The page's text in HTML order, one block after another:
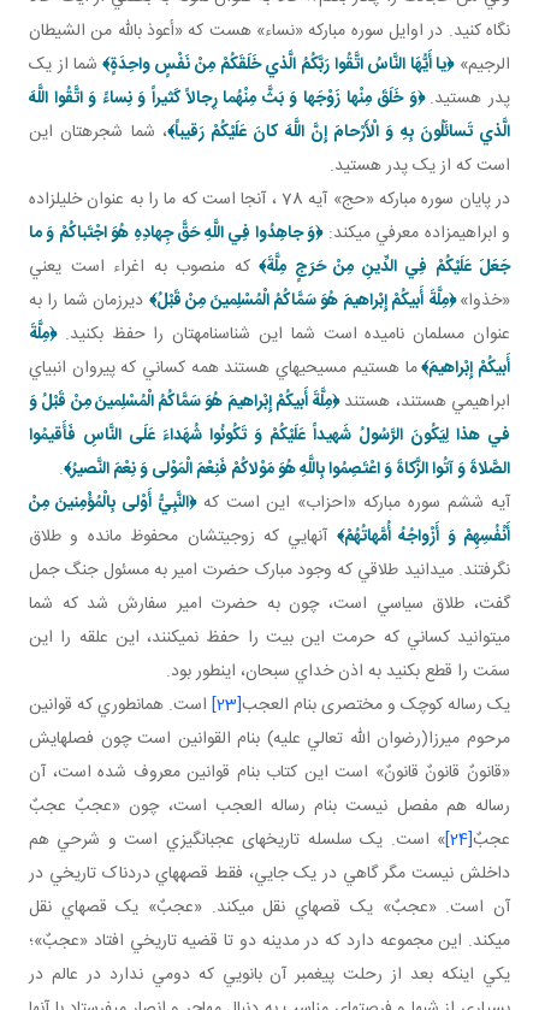
نگاه کنيد. در اوايل سوره مبارکه «نساء» هست که «أعوذ بالله من الشيطان
الرجيم»﴿يا أَيُّهَا النَّاسُ اتَّقُوا رَبَّكُمُ الَّذي خَلَقَكُمْ مِنْ نَفْسٍ واحِدَةٍ﴾ شما از يک
پدر هستيد.﴿وَ خَلَقَ مِنْها زَوْجَها وَ بَثَّ مِنْهُما رِجالاً كَثيراً وَ نِساءً وَ اتَّقُوا اللَّهَ
الَّذي تَسائَلُونَ بِهِ وَ الْأَرْحامَ إِنَّ اللَّهَ كانَ عَلَيْكُمْ رَقيباً﴾، شما شجره تان اين
است که از يک پدر هستيد.
در پايان سوره مبارکه «حج» آيه 78 ، آنجا است که ما را به عنوان خليل زاده
و ابراهيم زاده معرفي مي کند:﴿وَ جاهِدُوا فِي اللَّهِ حَقَّ جِهادِهِ هُوَ اجْتَباكُمْ وَ ما
جَعَلَ عَلَيْكُمْ فِي الدِّينِ مِنْ حَرَجٍ مِلَّةَ﴾ که منصوب به اغراء است يعني
«خذوا»﴿مِلَّةَ أَبيكُمْ إِبْراهيمَ هُوَ سَمَّاكُمُ الْمُسْلِمينَ مِنْ قَبْلُ﴾ ديرزمان شما را به
عنوان مسلمان ناميده است شما اين شناسنامه تان را حفظ بکنيد.﴿مِلَّةَ
أَبيكُمْ إِبْراهيمَ﴾ما هستيم مسيحي هاي هستند همه کساني که پيروان انبياي
ابراهيمي هستند، هستند﴿مِلَّةَ أَبيكُمْ إِبْراهيمَ هُوَ سَمَّاكُمُ الْمُسْلِمينَ مِنْ قَبْلُ وَ
في‏ هذا لِيَكُونَ الرَّسُولُ شَهيداً عَلَيْكُمْ وَ تَكُونُوا شُهَداءَ عَلَى النَّاسِ فَأَقيمُوا
الصَّلاةَ وَ آتُوا الزَّكاةَ وَ اعْتَصِمُوا بِاللَّهِ هُوَ مَوْلاكُمْ فَنِعْمَ الْمَوْلى‏ وَ نِعْمَ النَّصيرُ﴾.
آيه ششم سوره مبارکه «احزاب» اين است که﴿النَّبِيُّ أَوْلى‏ بِالْمُؤْمِنينَ مِنْ
أَنْفُسِهِمْ وَ أَزْواجُهُ أُمَّهاتُهُمْ﴾ آنهايي که زوجيتشان محفوظ مانده و طلاق
نگرفتند. مي دانيد طلاقي که وجود مبارک حضرت امير به مسئول جنگ جمل
گفت، طلاق سياسي است، چون به حضرت امير سفارش شد که شما
مي توانيد کساني که حرمت اين بيت را حفظ نمي کنند، اين علقه را اين
سمَت را قطع بکنيد به اذن خداي سبحان، اين طور بود.
يک رساله کوچک و مختصری بنام العجب[23]
است. همان طوري که قوانين
مرحوم ميرزا(رضوان الله تعالي عليه) بنام القوانين است چون فصل هايش
«قانونٌ قانونٌ قانونٌ» است اين کتاب بنام قوانين معروف شده است، آن
رساله هم مفصل نيست بنام رساله العجب است، چون «عجبٌ عجبٌ
عجبٌ[24]
» است. يک سلسله تاريخ های عجب انگيزي است و شرحي هم
داخلش نيست مگر گاهي در يک جايي، فقط قصه هاي دردناک تاريخي در
آن است. «عجبٌ» يک قصه اي نقل مي کند. «عجبٌ» يک قصه اي نقل
مي کند. اين مجموعه دارد که در مدينه دو تا قضيه تاريخي افتاد «عجبٌ»؛
يکي اينکه بعد از رحلت پيغمبر آن بانويي که دومي ندارد در عالم در